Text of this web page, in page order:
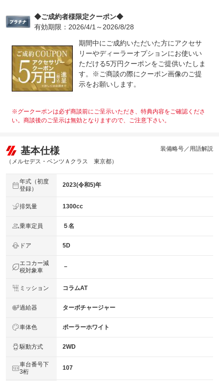
◆ご成約者様限定クーポン◆
有効期限：2026/4/1～2026/8/28
期間中にご成約いただいた方にアクセサ
リーやディーラーオプションにお使いい
ただける5万円クーポンをご提供いたしま
す。※ご商談の際にクーポン画像のご提
示をお願いします。
※グークーポンは必ず商談前にご呈示いただき、特典内容をご確認くださ
い。商談後のご呈示は無効となりますので、ご注意下さい。
基本仕様
（メルセデス・ベンツＡクラス 東京都）
装備略号／用語解説
年式（初度
登録）
2023(令和5)年
排気量 1300cc
乗車定員 ５名
ドア 5D
エコカー減
税対象車
－
ミッション コラムAT
過給器 ターボチャージャー
車体色 ポーラーホワイト
駆動方式 2WD
車台番号下
3桁
107